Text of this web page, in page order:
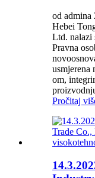
od admina
Hebei
Ltd. nalazi
Pravna
usmjerena
om,
Pročitaj